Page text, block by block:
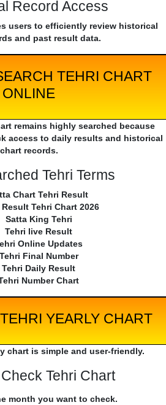
Record Access
users to efficiently review historical
and past result data.
TEHRI CHART
ONLINE
remains highly searched because
access to daily results and historical
chart records.
Tehri Terms
Chart Tehri Result
Tehri Chart 2026
Satta King Tehri
Tehri live Result
Online Updates
Tehri Final Number
Tehri Daily Result
Number Chart
YEARLY CHART
chart is simple and user-friendly.
Tehri Chart
month you want to check.